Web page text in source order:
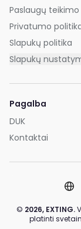
Paslaugų
Privatumo
Slapukų politika
Slapukų
Pagalba
DUK
Kontaktai
© 2026, EXTING.
platinti